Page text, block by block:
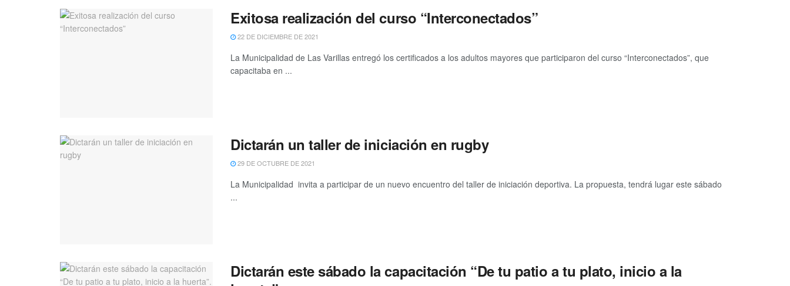
Exitosa realización del curso “Interconectados”
22 DE DICIEMBRE DE 2021
La Municipalidad de Las Varillas entregó los certificados a los adultos mayores que participaron del curso “Interconectados”, que
capacitaba en ...
Dictarán un taller de iniciación en rugby
29 DE OCTUBRE DE 2021
La Municipalidad invita a participar de un nuevo encuentro del taller de iniciación deportiva. La propuesta, tendrá lugar este sábado
...
Dictarán este sábado la capacitación “De tu patio a tu plato, inicio a la